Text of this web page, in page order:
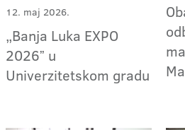
12. maj 2026.
„Banja Luka EXPO
2026ˮ u
Univerzitetskom gradu